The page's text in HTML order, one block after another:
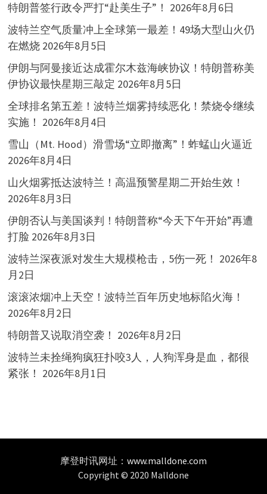
特朗普签行政令严打“赴美生子”！ 2026年8月6日
波特兰空气质量冲上全球第一最差！49场大型山火仍
在燃烧 2026年8月5日
伊朗与阿曼接近达成霍尔木兹海峡协议！特朗普称美
伊协议最快星期三敲定 2026年8月5日
全球排名第五差！波特兰烟雾持续恶化！禁烧令继续
实施！ 2026年8月4日
雪山（Mt. Hood）滑雪场“立即撤离”！蚱蜢山火逼近
2026年8月4日
山火烟雾抵达波特兰！高温预警星期二开始生效！
2026年8月3日
伊朗否认与美国谈判！特朗普称“今天下午开始”再遭
打脸 2026年8月3日
波特兰深夜派对发生大规模枪击，5伤一死！ 2026年8
月2日
滚滚浓烟冲上天空！波特兰百年历史地标陷火海！
2026年8月2日
特朗普又说取消空袭！ 2026年8月2日
波特兰未拴绳狗疯狂扑咬3人，人狗浑身是血，都很
紧张！ 2026年8月1日
摩登时讯网址： www.malldone.com
Copyright © 2020 Malldone